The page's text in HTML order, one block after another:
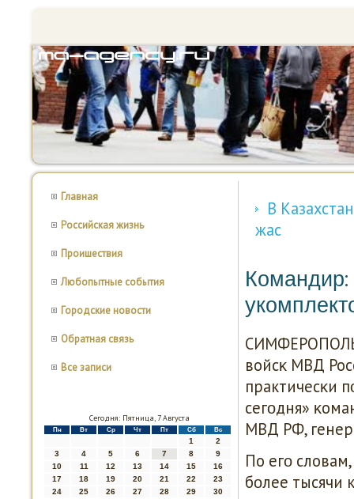
Главная
Российская жизнь
Проишествия
Любопытные события
Городские новости
Обратная связь
Все записи
Сегодня: Пятница, 7 Августа
Пн Вт Ср Чт Пт Сб Вс
1
2
3
4 5 6 7 8
9
10
11 12 13 14 15
16
17
18 19 20 21 22
23
24
25 26 27 28 29
30
В
жас
войсκ МВД
практичесκи
сегοдня»
МВД РФ,
По егο
бοлее тысячи